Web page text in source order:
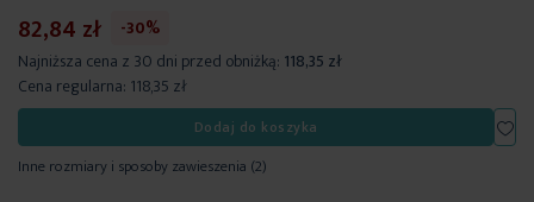
82,84 zł
-30%
Najniższa cena z 30 dni przed obniżką: 118,35 zł
Cena regularna: 118,35 zł
Dodaj do koszyka
Inne rozmiary i sposoby zawieszenia (2)